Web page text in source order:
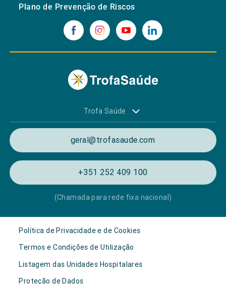
Plano de Prevenção de Riscos
Trofa Saúde
geral@trofasaude.com
+351 252 409 100
(Chamada para rede fixa nacional)
Política de Privacidade e de Cookies
Termos e Condições de Utilização
Listagem das Unidades Hospitalares
Proteção de Dados